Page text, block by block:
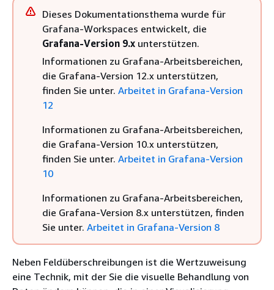
Dieses Dokumentationsthema wurde für
Grafana-Workspaces entwickelt, die
Grafana-Version 9.x unterstützen.
Informationen zu Grafana-Arbeitsbereichen,
die Grafana-Version 12.x unterstützen,
finden Sie unter. Arbeitet in Grafana-Version
12
Informationen zu Grafana-Arbeitsbereichen,
die Grafana-Version 10.x unterstützen,
finden Sie unter. Arbeitet in Grafana-Version
10
Informationen zu Grafana-Arbeitsbereichen,
die Grafana-Version 8.x unterstützen, finden
Sie unter. Arbeitet in Grafana-Version 8
Neben Feldüberschreibungen ist die Wertzuweisung
eine Technik, mit der Sie die visuelle Behandlung von